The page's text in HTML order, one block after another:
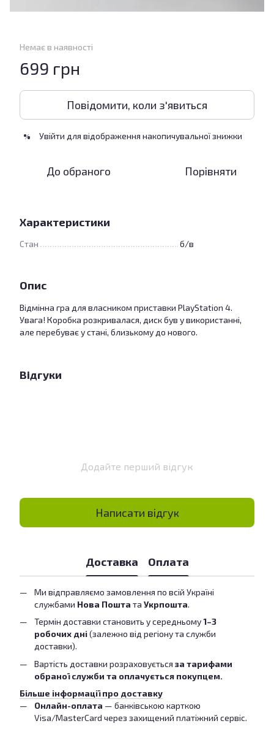
Немає в наявності
699 грн
Повідомити, коли з'явиться
% Увійти для відображення накопичувальної знижки
До обраного Порівняти
Характеристики
Стан б/в
Опис
Відмінна гра для власником приставки PlayStation 4.
Увага! Коробка розкривалася, диск був у використанні,
але перебуває у стані, близькому до нового.
Відгуки
Додайте перший відгук
Написати відгук
Доставка Оплата
Ми відправляємо замовлення по всій Україні
службами Нова Пошта та Укрпошта.
Термін доставки становить у середньому1–3
робочих дні(залежно від регіону та служби
доставки).
Вартість доставки розраховується за тарифами
обраної служби та оплачується покупцем.
Більше інформації про доставку
Онлайн-оплата — банківською карткою
Visa/MasterCard через захищений платіжний сервіс.